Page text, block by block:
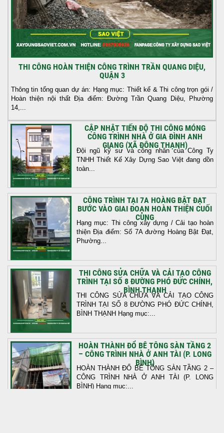
THI CÔNG HOÀN THIỆN CÔNG TRÌNH TRẦN QUANG DIỆU,
QUẬN 3
Thông tin tổng quan dự án: Hạng mục: Thiết kế & Thi công trọn gói /
Hoàn thiện nội thất Địa điểm: Đường Trần Quang Diệu, Phường
14,...
CẬP NHẬT TIẾN ĐỘ THI CÔNG MÓNG
CÔNG TRÌNH NHÀ Ở GIA ĐÌNH ANH
GIANG (XÃ ĐÔNG THẠNH)
Đội ngũ kỹ sư và công nhân của Công Ty
TNHH Thiết Kế Xây Dựng Sao Việt đang dồn
toàn...
CÔNG TRÌNH TẠI 7A HOÀNG BẬT ĐẠT
BƯỚC VÀO GIAI ĐOẠN HOÀN THIỆN CUỐI
CÙNG
Hạng mục: Thi công xây dựng / Cải tạo hoàn
thiện Địa điểm: Số 7A đường Hoàng Bật Đạt,
Phường...
THI CÔNG SỬA CHỮA VÀ CẢI TẠO CÔNG
TRÌNH TẠI SỐ 8 ĐƯỜNG PHÓ ĐỨC CHÍNH,
BÌNH THẠNH
THI CÔNG SỬA CHỮA VÀ CẢI TẠO CÔNG
TRÌNH TẠI SỐ 8 ĐƯỜNG PHÓ ĐỨC CHÍNH,
BÌNH THẠNH Hạng mục:...
HOÀN THÀNH ĐỔ BÊ TÔNG SÀN TẦNG 2
– CÔNG TRÌNH NHÀ Ở ANH TÀI (P. LONG
BÌNH)
HOÀN THÀNH ĐỔ BÊ TÔNG SÀN TẦNG 2 –
CÔNG TRÌNH NHÀ Ở ANH TÀI (P. LONG
BÌNH) Hạng mục:...